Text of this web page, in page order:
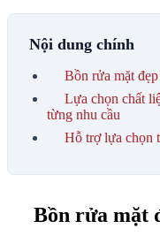
Nội dung chính
Bồn rửa mặt đẹp
Lựa chọn chất
từng nhu cầu
Hỗ trợ lựa chọn
Bồn rửa mặt